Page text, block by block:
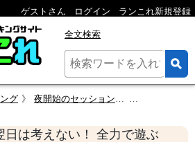
ゲストさん ログイン ランこれ新規登録
全文検索
グ 夜開始のセッションは何時からが参加しやすい？
日は考えない！ 全力で遊ぶ